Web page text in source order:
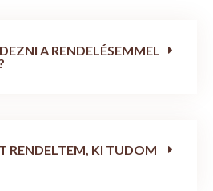
A RENDELÉSEMMEL
RENDELTEM, KI TUDOM